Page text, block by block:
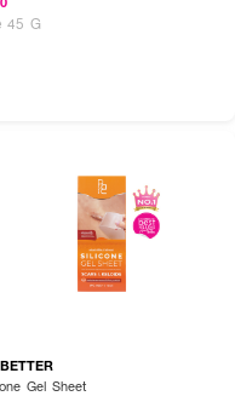
45 G
Gel Sheet